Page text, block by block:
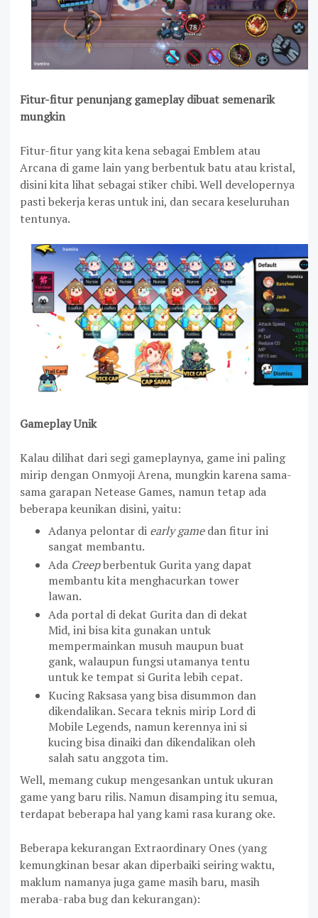
Fitur-fitur penunjang gameplay dibuat semenarik
mungkin
Fitur-fitur yang kita kena sebagai Emblem atau
Arcana di game lain yang berbentuk batu atau kristal,
disini kita lihat sebagai stiker chibi. Well developernya
pasti bekerja keras untuk ini, dan secara keseluruhan
tentunya.
Gameplay Unik
Kalau dilihat dari segi gameplaynya, game ini paling
mirip dengan Onmyoji Arena, mungkin karena sama-
sama garapan Netease Games, namun tetap ada
beberapa keunikan disini, yaitu:
Adanya pelontar di early gamedan fitur ini
sangat membantu.
Ada Creepberbentuk Gurita yang dapat
membantu kita menghacurkan tower
lawan.
Ada portal di dekat Gurita dan di dekat
Mid, ini bisa kita gunakan untuk
mempermainkan musuh maupun buat
gank, walaupun fungsi utamanya tentu
untuk ke tempat si Gurita lebih cepat.
Kucing Raksasa yang bisa disummon dan
dikendalikan. Secara teknis mirip Lord di
Mobile Legends, namun kerennya ini si
kucing bisa dinaiki dan dikendalikan oleh
salah satu anggota tim.
Well, memang cukup mengesankan untuk ukuran
game yang baru rilis. Namun disamping itu semua,
terdapat beberapa hal yang kami rasa kurang oke.
Beberapa kekurangan Extraordinary Ones (yang
kemungkinan besar akan diperbaiki seiring waktu,
maklum namanya juga game masih baru, masih
meraba-raba bug dan kekurangan):